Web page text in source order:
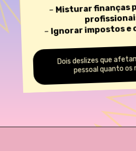
Dois deslizes que
pessoal quanto os
– Misturar finanças
–Ignorar impostos e